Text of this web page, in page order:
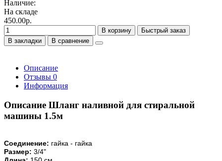
Наличие:
На складе
450.00р.
В корзину
Быстрый заказ
В закладки
В сравнение
Описание
Отзывы 0
Информация
Описание Шланг наливной для стиральной
машины 1.5м
Соединение: гайка - гайка
Размер: 3/4"